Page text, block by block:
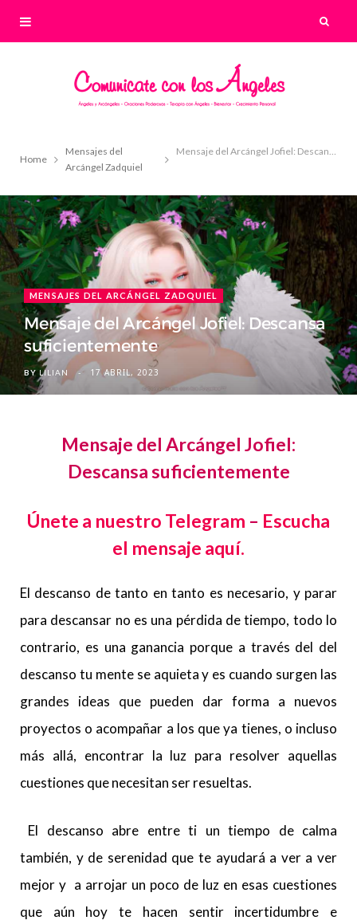
Home
Mensajes del
Arcángel Zadquiel
Mensaje del Arcángel Jofiel: Descansa suficientemente
MENSAJES DEL ARCÁNGEL ZADQUIEL
Mensaje del Arcángel Jofiel: Descansa
suficientemente
BY LILIAN 17 ABRIL, 2023
Mensaje del Arcángel Jofiel:
Descansa suficientemente
Únete a nuestro Telegram – Escucha
el mensaje aquí.
El descanso de tanto en tanto es necesario, y parar
para descansar no es una pérdida de tiempo, todo lo
contrario, es una ganancia porque a través del del
descanso tu mente se aquieta y es cuando surgen las
grandes ideas que pueden dar forma a nuevos
proyectos o acompañar a los que ya tienes, o incluso
más allá, encontrar la luz para resolver aquellas
cuestiones que necesitan ser resueltas.
El descanso abre entre ti un tiempo de calma
también, y de serenidad que te ayudará a ver a ver
mejor y a arrojar un poco de luz en esas cuestiones
que aún hoy te hacen sentir incertidumbre e